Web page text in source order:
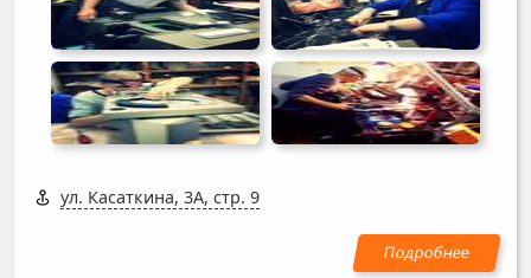
ул. Касаткина, 3А, стр. 9